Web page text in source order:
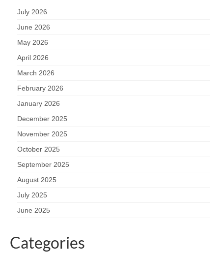
July 2026
June 2026
May 2026
April 2026
March 2026
February 2026
January 2026
December 2025
November 2025
October 2025
September 2025
August 2025
July 2025
June 2025
Categories